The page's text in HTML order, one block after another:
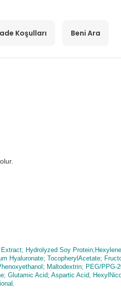
Koşulları Beni Ara
Hydrolyzed Soy
Hyaluronate; TocopherylAcetate;
Maltodextrin; PEG/PPG-
Glutamic Acid; Aspartic Acid;